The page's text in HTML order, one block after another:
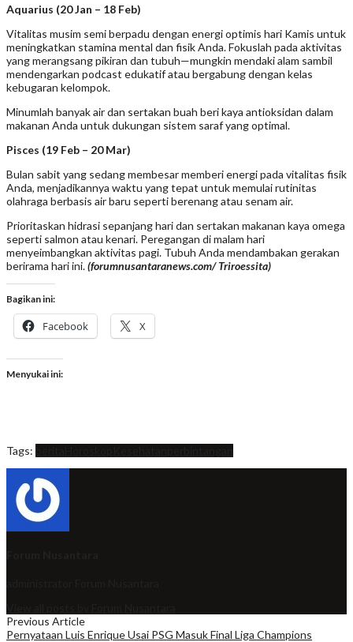
Aquarius (20 Jan – 18 Feb)
Vitalitas musim semi berpadu dengan energi optimis hari Kamis untuk
meningkatkan stamina mental dan fisik Anda. Fokuslah pada aktivitas
yang merangsang pikiran dan tubuh—mungkin mendaki alam sambil
mendengarkan podcast edukatif atau bergabung dengan kelas
kebugaran kelompok.
Minumlah banyak air dan sertakan buah beri kaya antioksidan dalam
makanan Anda untuk dukungan sistem saraf yang optimal.
Pisces (19 Feb – 20 Mar)
Bulan sabit yang sedang membesar memberi energi pada vitalitas fisik
Anda, menjadikannya waktu yang tepat untuk memulai rutinitas
olahraga berbasis air baru seperti berenang atau senam air.
Prioritaskan hidrasi sepanjang hari dan sertakan makanan kaya omega
seperti salmon atau kenari. Peregangan di malam hari
menyeimbangkan aktivitas pagi. Tubuh Anda mendambakan gerakan
berirama hari ini.(forumnusantaranews.com/ Triroessita)
Bagikan ini:
Facebook X
Menyukai ini:
Tags:
Previous Article
Pernyataan Luis Enrique Usai PSG Masuk Final Liga Champions